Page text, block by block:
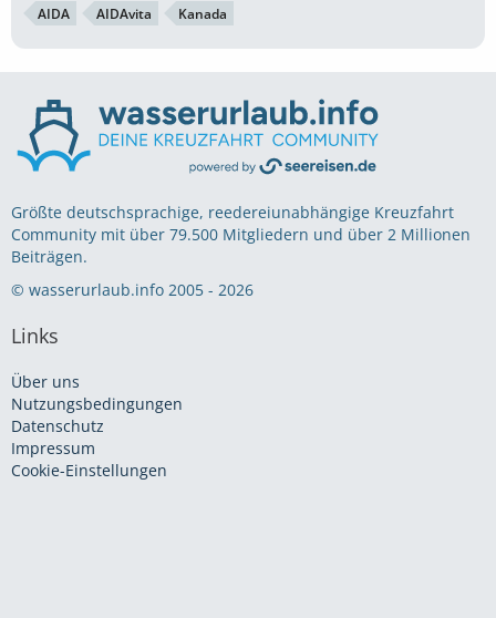
AIDA AIDAvita Kanada
Größte deutschsprachige, reedereiunabhängige Kreuzfahrt
Community mit über 79.500 Mitgliedern und über 2 Millionen
Beiträgen.
© wasserurlaub.info 2005 - 2026
Links
Über uns
Nutzungsbedingungen
Datenschutz
Impressum
Cookie-Einstellungen